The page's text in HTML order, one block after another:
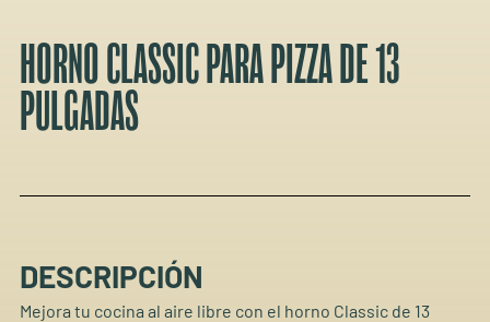
HORNO CLASSIC PARA PIZZA DE 13
PULGADAS
DESCRIPCIÓN
Mejora tu cocina al aire libre con el horno Classic de 13